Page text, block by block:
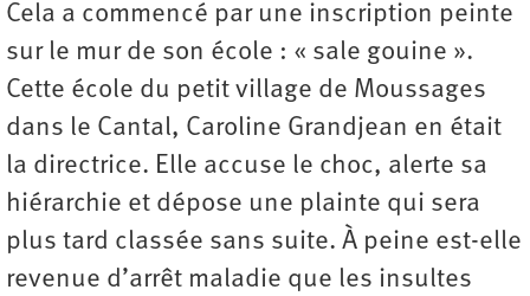
Cela a commencé par une inscription peinte
sur le mur de son école : « sale gouine ».
Cette école du petit village de Moussages
dans le Cantal, Caroline Grandjean en était
la directrice. Elle accuse le choc, alerte sa
hiérarchie et dépose une plainte qui sera
plus tard classée sans suite. À peine est-elle
revenue d’arrêt maladie que les insultes